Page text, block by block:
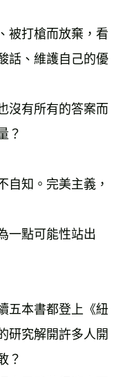
被打槍而放棄，看
話、維護自己的優
沒有所有的答案而
？
自知。完美主義，
一點可能性站出
五本書都登上《紐
研究解開許多人開
？